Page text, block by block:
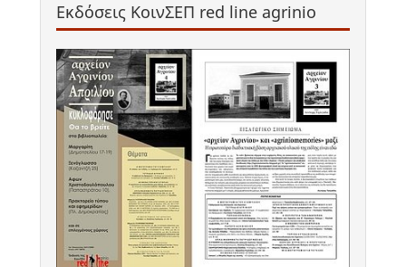
Εκδόσεις ΚοινΣΕΠ red line agrinio